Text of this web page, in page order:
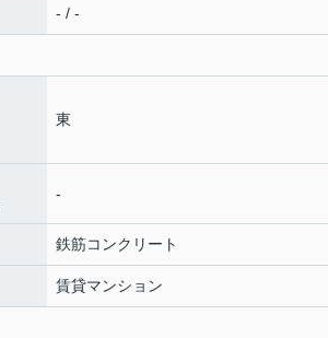
- / -
東
-
鉄筋コンクリート
賃貸マンション